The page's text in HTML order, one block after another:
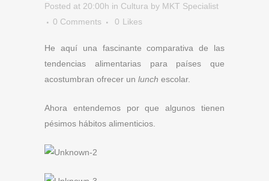
Posted at 20:00h in Cultura by MKT Specialist
0 Comments
0 Likes
He aquí una fascinante comparativa de las
tendencias alimentarias para países que
acostumbran ofrecer un lunch escolar.
Ahora entendemos por que algunos tienen
pésimos hábitos alimenticios.